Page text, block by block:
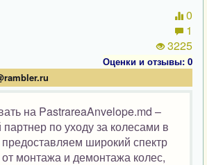
0
1
3225
Оценки и отзывы: 0
на PastrareaAnvelope.md –
по уходу за колесами в
широкий спектр
от монтажа и демонтажа колес,